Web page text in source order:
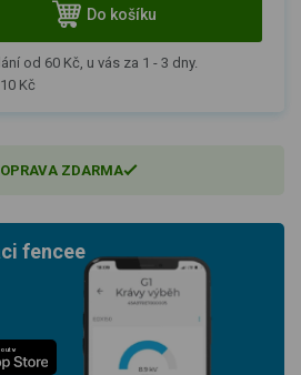
Do košíku
Kč
od 60 Kč, u vás za 1 - 3 dny.
ZDARMA
fencee
v